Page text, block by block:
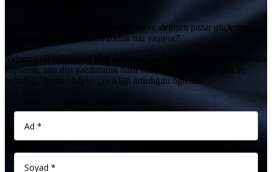
İmalat firmanız iletişim yoğunluğuna ve değişen pazar güçlerine
ayak uydurma konusunda zorluk mu yaşıyor?
Yalnızca 60 dakikanızı bize ayırarak Centric’in imalat PLM alanında
kapsamlı, sıra dışı yazılımının nasıl iletişimi kolaylaştırdığını ve
şeffaflığı, üretkenliği ve çevikliği artırdığını öğrenin.